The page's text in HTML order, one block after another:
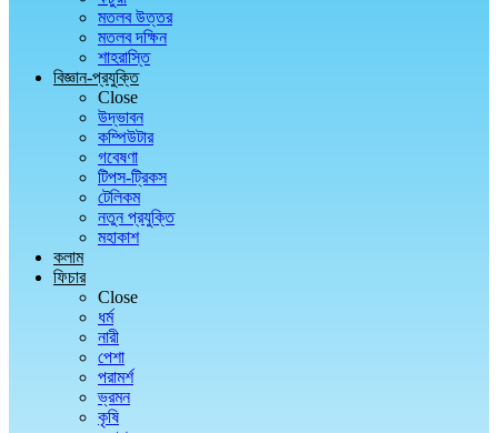
মতলব উত্তর
মতলব দক্ষিন
শাহরাস্তি
বিজ্ঞান-প্রযুক্তি
Close
উদ্ভাবন
কম্পিউটার
গবেষণা
টিপস-ট্রিকস
টেলিকম
নতুন প্রযুক্তি
মহাকাশ
কলাম
ফিচার
Close
ধর্ম
নারী
পেশা
পরামর্শ
ভ্রমন
কৃষি